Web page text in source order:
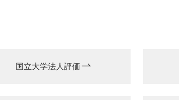
国立大学法人評価